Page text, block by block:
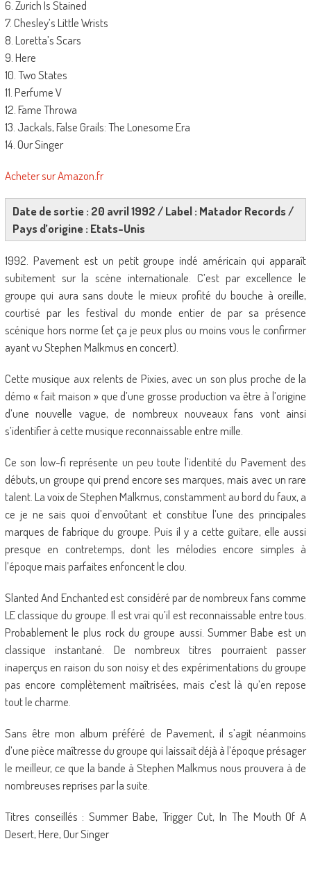
6. Zurich Is Stained
7. Chesley’s Little Wrists
8. Loretta’s Scars
9. Here
10. Two States
11. Perfume V
12. Fame Throwa
13. Jackals, False Grails: The Lonesome Era
14. Our Singer
Acheter sur Amazon.fr
Date de sortie : 20 avril 1992 / Label : Matador Records /
Pays d’origine : Etats-Unis
1992. Pavement est un petit groupe indé américain qui apparaît
subitement sur la scène internationale. C’est par excellence le
groupe qui aura sans doute le mieux profité du bouche à oreille,
courtisé par les festival du monde entier de par sa présence
scénique hors norme (et ça je peux plus ou moins vous le confirmer
ayant vu Stephen Malkmus en concert).
Cette musique aux relents de Pixies, avec un son plus proche de la
démo « fait maison » que d’une grosse production va être à l’origine
d’une nouvelle vague, de nombreux nouveaux fans vont ainsi
s’identifier à cette musique reconnaissable entre mille.
Ce son low-fi représente un peu toute l’identité du Pavement des
débuts, un groupe qui prend encore ses marques, mais avec un rare
talent. La voix de Stephen Malkmus, constamment au bord du faux, a
ce je ne sais quoi d’envoûtant et constitue l’une des principales
marques de fabrique du groupe. Puis il y a cette guitare, elle aussi
presque en contretemps, dont les mélodies encore simples à
l’époque mais parfaites enfoncent le clou.
Slanted And Enchanted est considéré par de nombreux fans comme
LE classique du groupe. Il est vrai qu’il est reconnaissable entre tous.
Probablement le plus rock du groupe aussi. Summer Babe est un
classique instantané. De nombreux titres pourraient passer
inaperçus en raison du son noisy et des expérimentations du groupe
pas encore complètement maîtrisées, mais c’est là qu’en repose
tout le charme.
Sans être mon album préféré de Pavement, il s’agit néanmoins
d’une pièce maîtresse du groupe qui laissait déjà à l’époque présager
le meilleur, ce que la bande à Stephen Malkmus nous prouvera à de
nombreuses reprises par la suite.
Titres conseillés : Summer Babe, Trigger Cut, In The Mouth Of A
Desert, Here, Our Singer